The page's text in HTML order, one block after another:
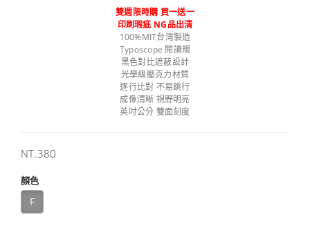
雙週限時購 買一送一
印刷瑕疵 NG品出清
100%MIT台灣製造
Typoscope 閱讀規
黑色對比遮蔽設計
光學級壓克力材質
逐行比對 不易跳行
成像清晰 視野明亮
英吋公分 雙面刻度
售
NT.380
顏色
F